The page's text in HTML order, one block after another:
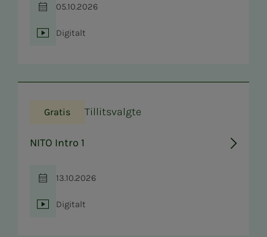
Tid
05.10.2026
Sted
Digitalt
Gratis Tillitsvalgte
NITO Intro 1
Tid
13.10.2026
Sted
Digitalt